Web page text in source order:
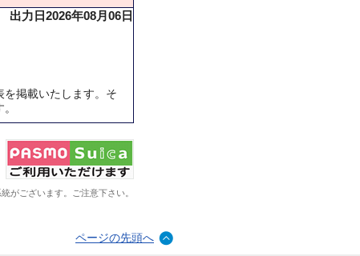
出力日2026年08月06日
掲載いたします。そ
がございます。ご注意下さい。
ページの先頭へ